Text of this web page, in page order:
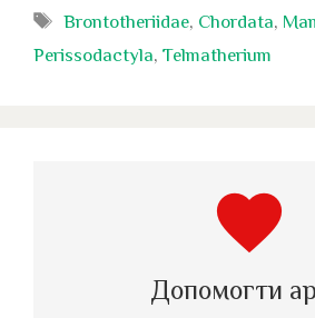
Позначки
Brontotheriidae, Chordata,
Perissodactyla, Telmatherium
favorite
Допомогти